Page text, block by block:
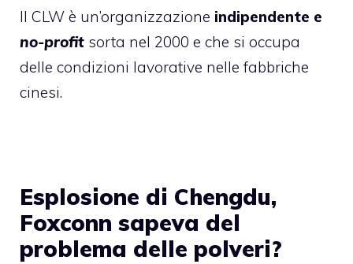
Il CLW è un’organizzazione indipendente e
no-profit sorta nel 2000 e che si occupa
delle condizioni lavorative nelle fabbriche
cinesi.
Esplosione di Chengdu,
Foxconn sapeva del
problema delle polveri?